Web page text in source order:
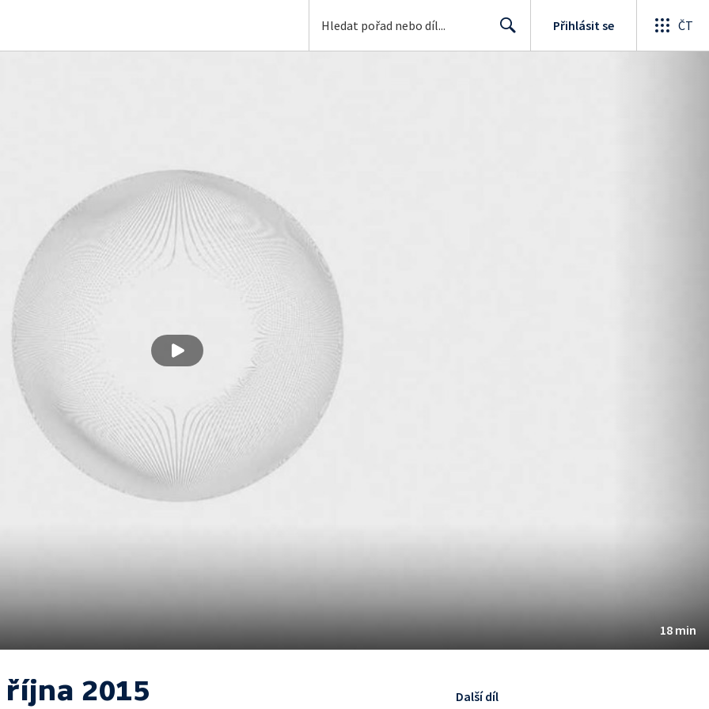
Přihlásit se ČT
18 min
října 2015 Další díl